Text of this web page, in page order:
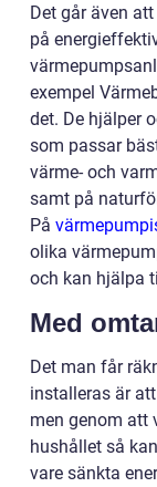
Det går även
på
exempel
det. De hjälper
som passar
värme- och
samt på
På
olika
och kan hjälpa
Med
Det man får
installeras är
men genom att
hushållet så
vare sänkta